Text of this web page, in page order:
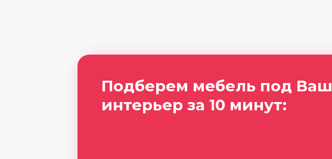
Подберем мебель под Ваш
интерьер за 10 минут: